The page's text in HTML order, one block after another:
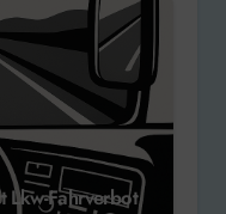
Lkw-Fahrverbot